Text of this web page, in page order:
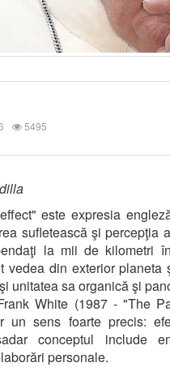
5495
este expresia
sufletească şi percepţia
la mii de kilometri
vedea din exterior planeta
unitatea sa organică şi
White (1987 - "The
un sens foarte precis:
conceptul include
personale.